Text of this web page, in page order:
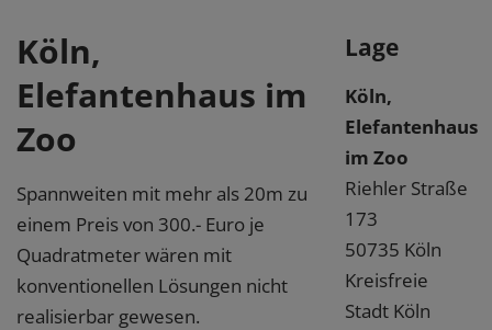
Köln,
Elefantenhaus im
Zoo
Spannweiten mit mehr als 20m zu
einem Preis von 300.- Euro je
Quadratmeter wären mit
konventionellen Lösungen nicht
realisierbar gewesen.
Lage
Köln,
Elefantenhaus
im Zoo
Riehler Straße
173
50735 Köln
Kreisfreie
Stadt Köln